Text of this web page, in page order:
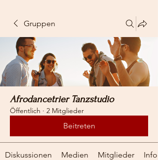
Gruppen
Afrodancetrier Tanzstudio
Öffentlich · 2 Mitglieder
Beitreten
Diskussionen Medien Mitglieder Info